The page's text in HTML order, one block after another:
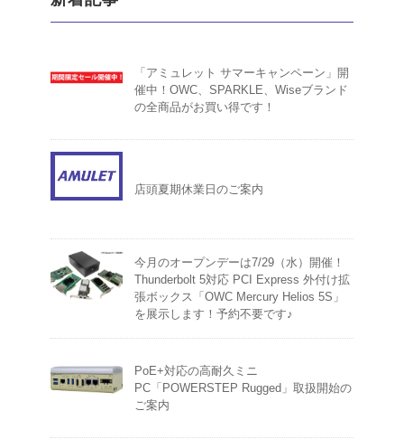
「アミュレット サマーキャンペーン」開
催中！OWC、SPARKLE、Wiseブランド
の全商品がお買い得です！
店頭夏期休業日のご案内
今月のオープンデーは7/29（水）開催！
Thunderbolt 5対応 PCI Express 外付け拡
張ボックス「OWC Mercury Helios 5S」
を展示します！予約不要です♪
PoE+対応の高耐久ミニ
PC「POWERSTEP Rugged」取扱開始の
ご案内